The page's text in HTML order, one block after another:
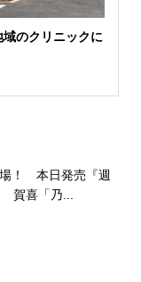
のクリニックに
！ 本日発売『週
賀喜「乃...